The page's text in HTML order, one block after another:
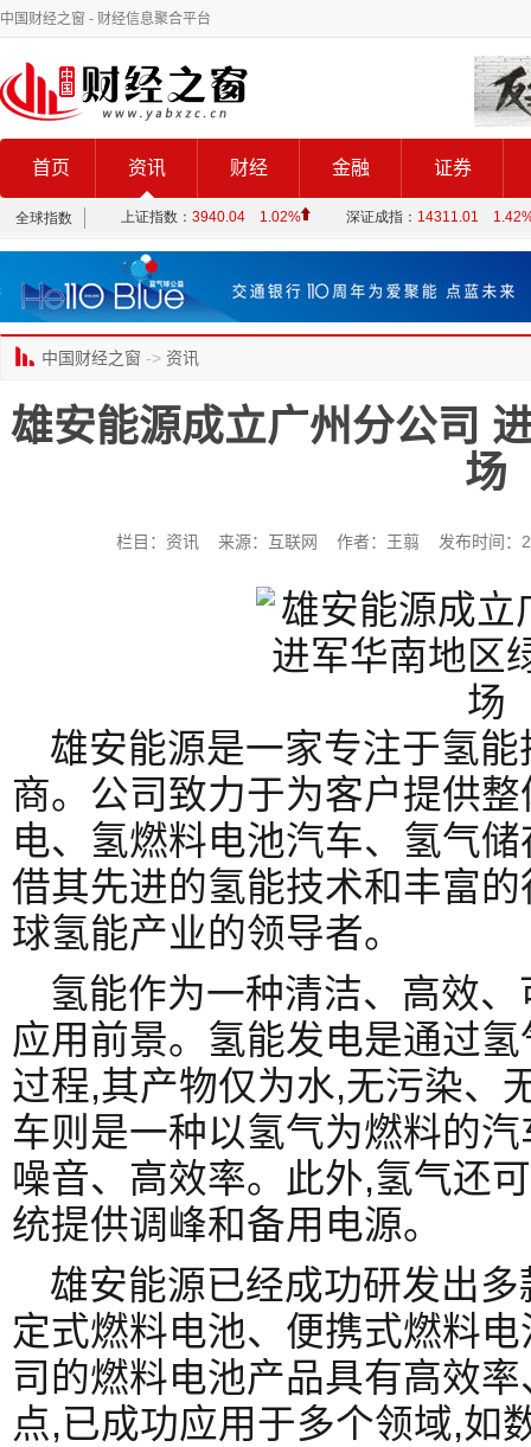
中国财经之窗 - 财经信息聚合平台
首页 资讯 财经 金融 证券
中国财经之窗 -> 资讯
雄安能源成立广州分公司
场
栏目：资讯 来源：互联网 作者：王翦 发布时间：
雄安能源是一家专注于氢
商。公司致力于为客户提供
电、氢燃料电池汽车、氢气
借其先进的氢能技术和丰富
球氢能产业的领导者。
氢能作为一种清洁、高效
应用前景。氢能发电是通过
过程,其产物仅为水,无污染、
车则是一种以氢气为燃料的
噪音、高效率。此外,氢气还
统提供调峰和备用电源。
雄安能源已经成功研发出
定式燃料电池、便携式燃料
司的燃料电池产品具有高效
点,已成功应用于多个领域,如